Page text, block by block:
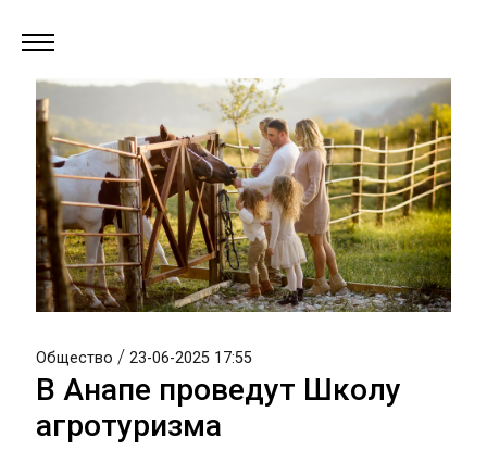
Общество / 23-06-2025 17:55
В Анапе проведут Школу
агротуризма